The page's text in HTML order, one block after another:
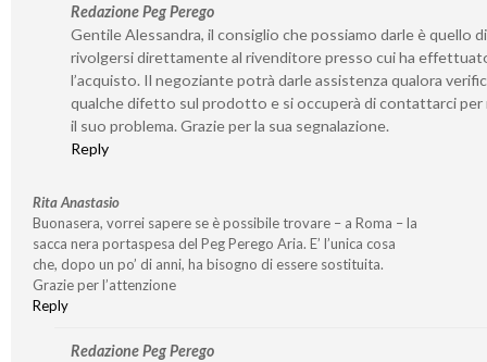
Redazione Peg Perego
Gentile Alessandra, il consiglio che possiamo darle è quello di
rivolgersi direttamente al rivenditore presso cui ha
l’acquisto. Il negoziante potrà darle assistenza qualora
qualche difetto sul prodotto e si occuperà di contattarci per
il suo problema. Grazie per la sua segnalazione.
Reply
Rita Anastasio
Buonasera, vorrei sapere se è possibile trovare – a Roma – la
sacca nera portaspesa del Peg Perego Aria. E’ l’unica cosa
che, dopo un po’ di anni, ha bisogno di essere sostituita.
Grazie per l’attenzione
Reply
Redazione Peg Perego